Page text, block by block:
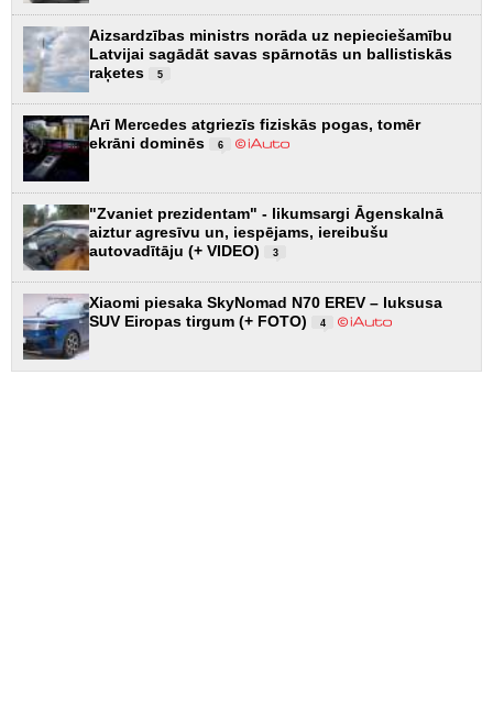
Aizsardzības ministrs norāda uz nepieciešamību
Latvijai sagādāt savas spārnotās un ballistiskās
raķetes
5
Arī Mercedes atgriezīs fiziskās pogas, tomēr
ekrāni dominēs
6
"Zvaniet prezidentam" - likumsargi Āgenskalnā
aiztur agresīvu un, iespējams, iereibušu
autovadītāju (+ VIDEO)
3
Xiaomi piesaka SkyNomad N70 EREV – luksusa
SUV Eiropas tirgum (+ FOTO)
4